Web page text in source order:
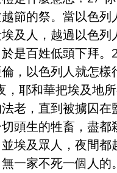
節的祭。當以色列
及人，越過以色列
是百姓低頭下拜。
，以色列人就怎樣
，耶和華把埃及地
老，直到被擄囚在
頭生的牲畜，盡都
埃及眾人，夜間都
一家不死一個人的。